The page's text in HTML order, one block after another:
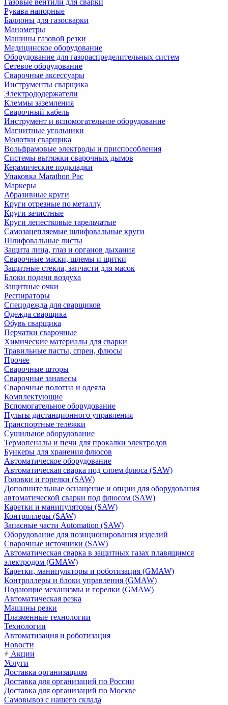
Газовые вентили для сварки
Рукава напорные
Баллоны для газосварки
Манометры
Машины газовой резки
Медицинское оборудование
Оборудование для газораспределительных систем
Сетевое оборудование
Сварочные аксессуары
Инструменты сварщика
Электрододержатели
Клеммы заземления
Сварочный кабель
Инструмент и вспомогательное оборудование
Магнитные угольники
Молотки сварщика
Вольфрамовые электроды и приспособления
Системы вытяжки сварочных дымов
Керамические подкладки
Упаковка Marathon Pac
Маркеры
Абразивные круги
Круги отрезные по металлу
Круги зачистные
Круги лепестковые тарельчатые
Самозацепляемые шлифовальные круги
Шлифовальные листы
Защита лица, глаз и органов дыхания
Сварочные маски, шлемы и щитки
Защитные стекла, запчасти для масок
Блоки подачи воздуха
Защитные очки
Респираторы
Спецодежда для сварщиков
Одежда сварщика
Обувь сварщика
Перчатки сварочные
Химические материалы для сварки
Травильные пасты, спреи, флюсы
Прочее
Сварочные шторы
Сварочные занавесы
Сварочные полотна и одеяла
Комплектующие
Вспомогательное оборудование
Пульты дистанционного управления
Транспортные тележки
Сушильное оборудование
Термопеналы и печи для прокалки электродов
Бункеры для хранения флюсов
Автоматическое оборудование
Автоматическая сварка под слоем флюса (SAW)
Головки и горелки (SAW)
Дополнительные оснащение и опции для оборудования
автоматической сварки под флюсом (SAW)
Каретки и манипуляторы (SAW)
Контроллеры (SAW)
Запасные части Automation (SAW)
Оборудование для позиционирования изделий
Сварочные источники (SAW)
Автоматическая сварка в защитных газах плавящимся
электродом (GMAW)
Каретки, манипуляторы и роботизация (GMAW)
Контроллеры и блоки управления (GMAW)
Подающие механизмы и горелки (GMAW)
Автоматическая резка
Машины резки
Плазменные технологии
Технологии
Автоматизация и роботизация
Новости
Акции
Услуги
Доставка организациям
Доставка для организаций по России
Доставка для организаций по Москве
Самовывоз с нашего склада